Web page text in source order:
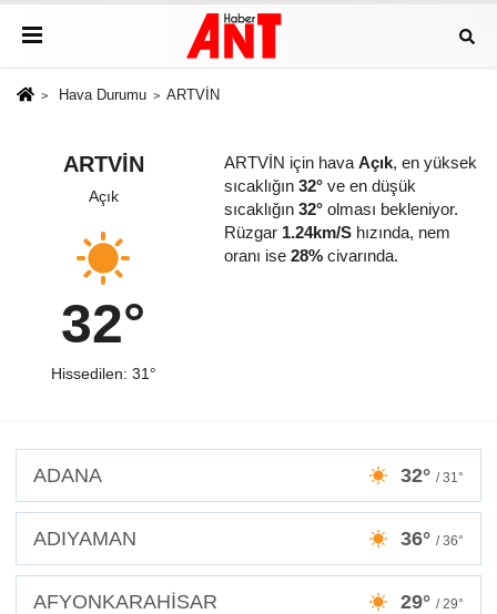
Hava Durumu ARTVİN
ARTVİN
Açık
32°
Hissedilen: 31°
ARTVİN için hava Açık, en yüksek
sıcaklığın 32°ve en düşük
sıcaklığın 32°olması bekleniyor.
Rüzgar 1.24km/Shızında, nem
oranı ise 28%civarında.
ADANA 32° / 31°
ADIYAMAN 36° / 36°
AFYONKARAHİSAR 29° / 29°